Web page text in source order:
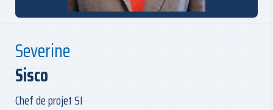
Severine
Sisco
Chef de projet SI